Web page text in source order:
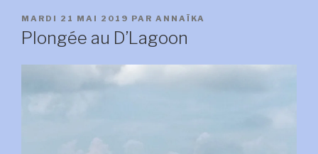
PUBLIÉ
LE
MARDI 21 MAI 2019 PAR ANNAÏKA
Plongée au D’Lagoon